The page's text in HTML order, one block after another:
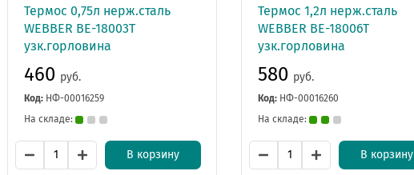
Термос 0,75л нерж.сталь
WEBBER BE-18003T
узк.горловина
460 руб.
Код: НФ-00016259
На складе:
В корзину
Термос 1,2л нерж.сталь
WEBBER BE-18006T
узк.горловина
580 руб.
Код: НФ-00016260
На складе:
В корзину